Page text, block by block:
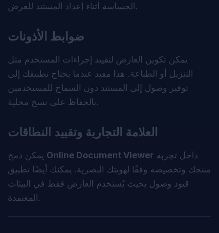
الحساسة أثناء إعداد المستند للعرض.
ضوابط الأذونات
يمكن تكوين العارض لتقييد إجراءات المستخدم مثل
التنزيل أو الطباعة. هذا مفيد عندما يحتاج تطبيقك إلى
توفير وصول إلى المستند دون السماح للمستخدمين
بالحفاظ على نسخ محلية.
العلامة التجارية وتقييد النطاقات
Online Document Viewer
منتجك وتخصيصه وفقًا لهويتك البصرية. يمكنك أيضًا تطبيق
قيود وصول بحيث يُستخدم العارض فقط في البيئات
المعتمدة.